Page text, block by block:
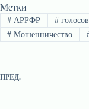
Метки
#АРРФР #
#Мошенничество
ПРЕД.